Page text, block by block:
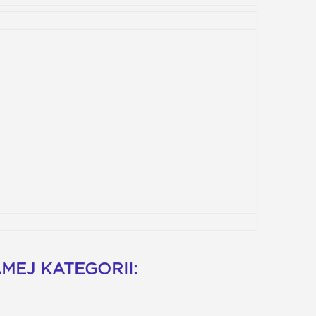
KATEGORII: